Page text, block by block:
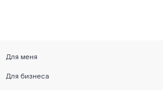
Для меня
Для бизнеса